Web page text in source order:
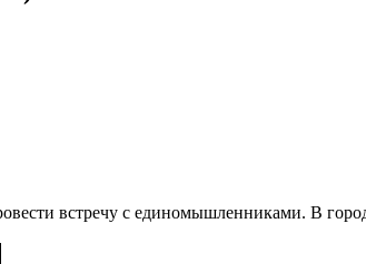
встречу с единомышленниками. В